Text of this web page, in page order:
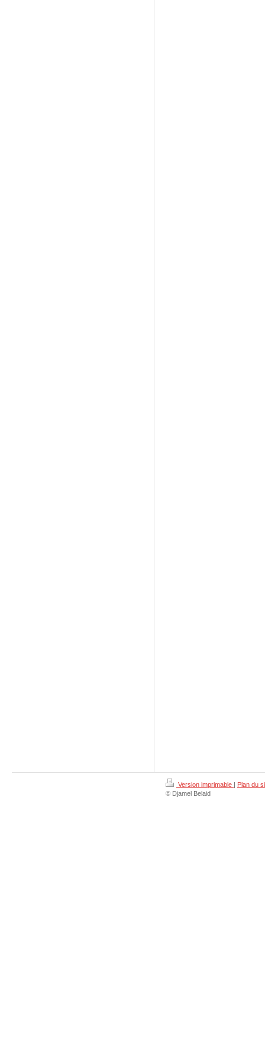
Version imprimable | Plan du
© Djamel Belaid